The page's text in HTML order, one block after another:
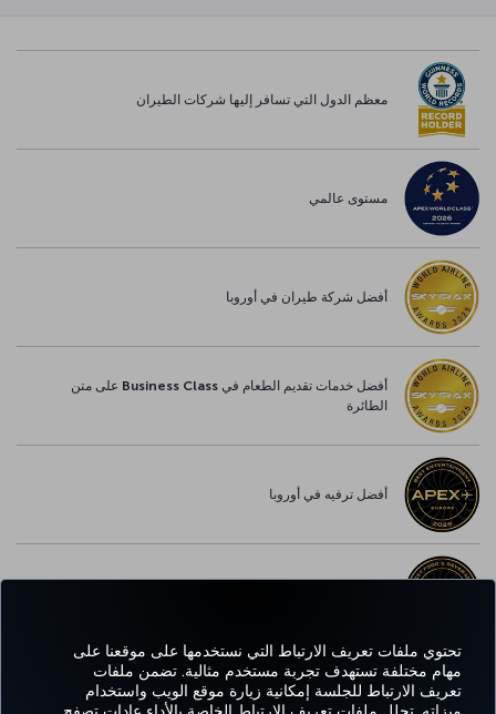
تحتوي ملفات تعريف الارتباط التي نستخدمها على موقعنا على
مهام مختلفة تستهدف تجربة مستخدم مثالية. تضمن ملفات
تعريف الارتباط للجلسة إمكانية زيارة موقع الويب واستخدام
معظم الدول التي تسافر إليها شركات الطيران
مستوى عالمي
أفضل شركة طيران في أوروبا
أفضل خدمات تقديم الطعام في Business Class على متن
الطائرة
أفضل ترفيه في أوروبا